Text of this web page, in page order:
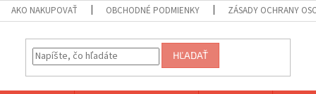
AKO NAKUPOVAŤ OBCHODNÉ PODMIENKY ZÁSADY OCHRANY
HĽADAŤ